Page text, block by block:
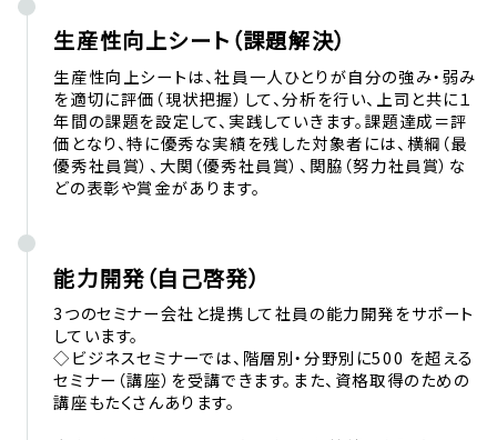
生産性向上シート（課題解決）
生産性向上シートは、社員一人ひとりが自分の強み・弱み
を適切に評価（現状把握）して、分析を行い、上司と共に１
年間の課題を設定して、実践していきます。課題達成＝評
価となり、特に優秀な実績を残した対象者には、横綱（最
優秀社員賞）、大関（優秀社員賞）、関脇（努力社員賞）な
どの表彰や賞金があります。
能力開発（自己啓発）
3つのセミナー会社と提携して社員の能力開発をサポート
しています。
◇ビジネスセミナーでは、階層別・分野別に500 を超える
セミナー（講座）を受講できます。また、資格取得のための
講座もたくさんあります。